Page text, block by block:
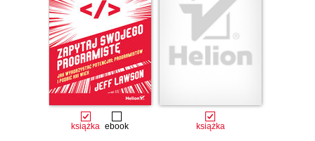
książka ebook książka